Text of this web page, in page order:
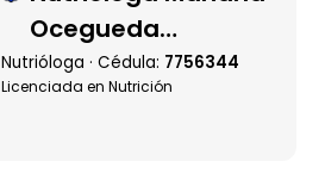
Ocegueda
Pimentel
Nutrióloga · Cédula: 7756344
Licenciada en Nutrición